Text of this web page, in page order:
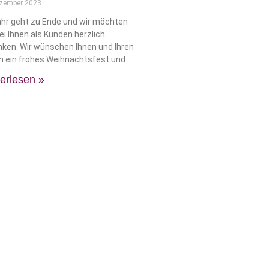
2023
geht zu Ende und wir möchten
Ihnen als Kunden herzlich
Wir wünschen Ihnen und Ihren
ein frohes Weihnachtsfest und
»